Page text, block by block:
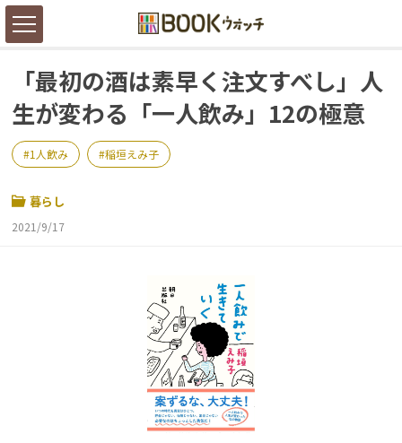
「最初の酒は素早く注文すべし」人
生が変わる「一人飲み」12の極意
1人飲み 稲垣えみ子
暮らし
2021/9/17